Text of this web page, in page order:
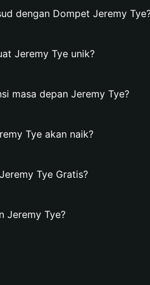
dengan Dompet Jeremy
Jeremy Tye unik?
masa depan Jeremy Tye?
Tye akan naik?
Tye Gratis?
Jeremy Tye?